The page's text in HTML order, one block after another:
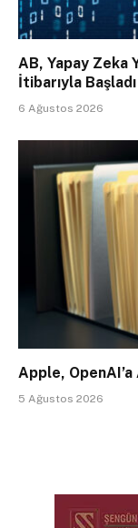
AB, Yapay Zeka
İtibarıyla Başladı
6 Ağustos 2026
Apple,
5 Ağustos 2026